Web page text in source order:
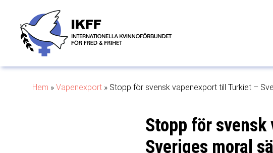
Hem » Vapenexport » Stopp för svensk vapenexport till Turkiet –
Stopp för
Sveriges moral